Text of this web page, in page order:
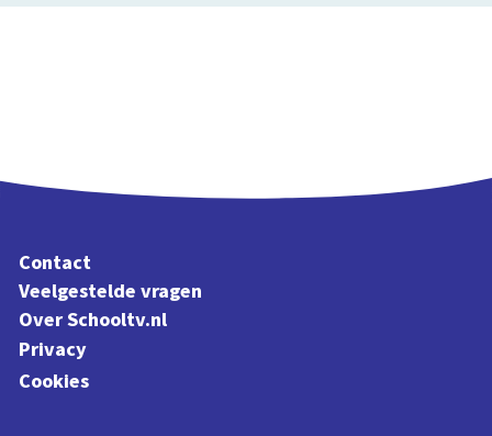
Contact
Veelgestelde vragen
Over Schooltv.nl
Privacy
Cookies